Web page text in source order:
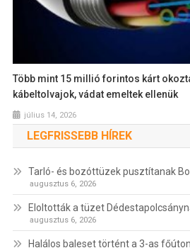
Több mint 15 millió forintos kárt
kábeltolvajok, vádat emeltek ellenük
július 14, 2026
LEGFRISSEBB HÍREK
Tarló- és bozóttüzek pusztítanak
augusztus 6, 2026
Eloltották a tüzet
augusztus 6, 2026
Halálos baleset történt a 3-as